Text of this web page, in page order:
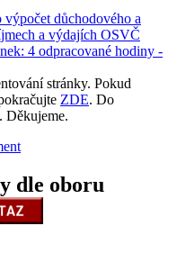
důchodového a
a výdajích OSVČ
4 odpracované hodiny -
stránky. Pokud
ZDE. Do
Děkujeme.
dle oboru